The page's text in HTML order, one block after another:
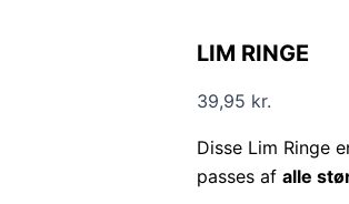
LIM RINGE
39,95 kr.
Disse Lim Ringe
passes afalle